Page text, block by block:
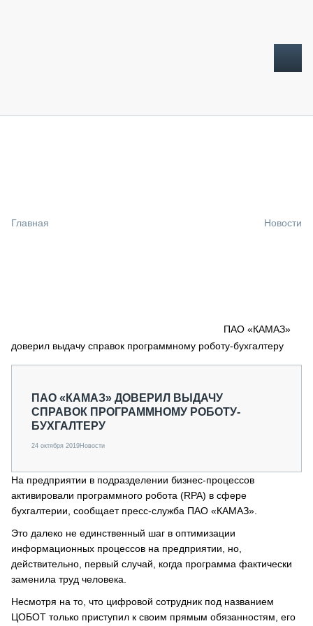
СПЕЦПРОЕКТЫ
О ПРОЕКТЕ
Главная Новости
ПАО «КАМАЗ»
доверил выдачу справок программному роботу-бухгалтеру
ПАО «КАМАЗ» ДОВЕРИЛ ВЫДАЧУ
СПРАВОК ПРОГРАММНОМУ РОБОТУ-
БУХГАЛТЕРУ
24 октября 2019Новости
На предприятии в подразделении бизнес-процессов
активировали программного робота (RPA) в сфере
бухгалтерии, сообщает пресс-служба ПАО «КАМАЗ».
Это далеко не единственный шаг в оптимизации
информационных процессов на предприятии, но,
действительно, первый случай, когда программа фактически
заменила труд человека.
Несмотря на то, что цифровой сотрудник под названием
ЦОБОТ только приступил к своим прямым обязанностям, его